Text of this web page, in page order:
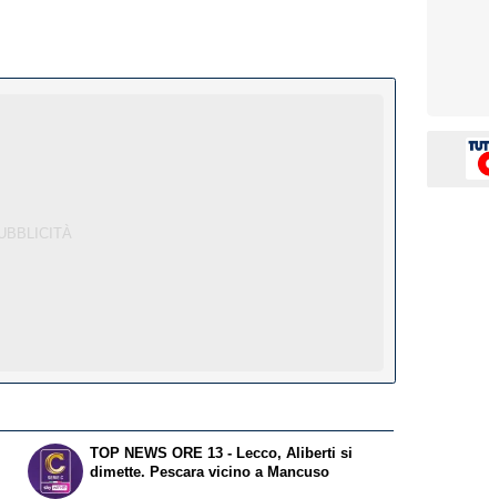
TOP NEWS ORE 13 - Lecco, Aliberti si
dimette. Pescara vicino a Mancuso